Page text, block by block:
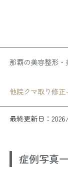
那覇の美容整形・
他院クマ取り修
最終更新日：
症例写真